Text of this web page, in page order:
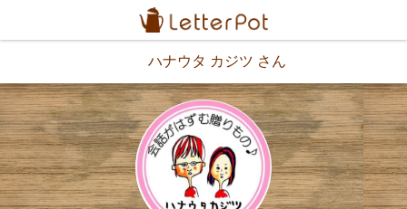
ハナウタ カジツ さん